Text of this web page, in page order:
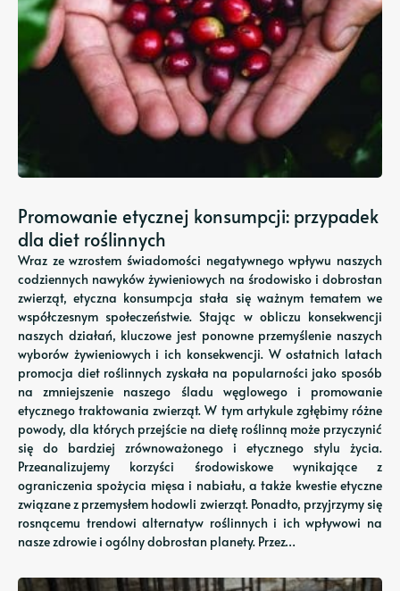
Promowanie etycznej konsumpcji: przypadek
dla diet roślinnych
Wraz ze wzrostem świadomości negatywnego wpływu naszych
codziennych nawyków żywieniowych na środowisko i dobrostan
zwierząt, etyczna konsumpcja stała się ważnym tematem we
współczesnym społeczeństwie. Stając w obliczu konsekwencji
naszych działań, kluczowe jest ponowne przemyślenie naszych
wyborów żywieniowych i ich konsekwencji. W ostatnich latach
promocja diet roślinnych zyskała na popularności jako sposób
na zmniejszenie naszego śladu węglowego i promowanie
etycznego traktowania zwierząt. W tym artykule zgłębimy różne
powody, dla których przejście na dietę roślinną może przyczynić
się do bardziej zrównoważonego i etycznego stylu życia.
Przeanalizujemy korzyści środowiskowe wynikające z
ograniczenia spożycia mięsa i nabiału, a także kwestie etyczne
związane z przemysłem hodowli zwierząt. Ponadto, przyjrzymy się
rosnącemu trendowi alternatyw roślinnych i ich wpływowi na
nasze zdrowie i ogólny dobrostan planety. Przez…